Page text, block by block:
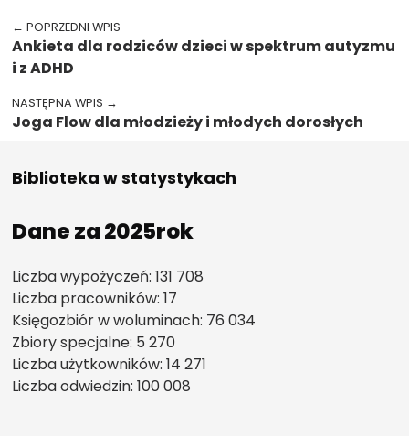
← POPRZEDNI WPIS
Ankieta dla rodziców dzieci w spektrum autyzmu
i z ADHD
NASTĘPNA WPIS →
Joga Flow dla młodzieży i młodych dorosłych
Biblioteka w statystykach
Dane za 2025rok
Liczba wypożyczeń: 131 708
Liczba pracowników: 17
Księgozbiór w woluminach: 76 034
Zbiory specjalne: 5 270
Liczba użytkowników: 14 271
Liczba odwiedzin: 100 008